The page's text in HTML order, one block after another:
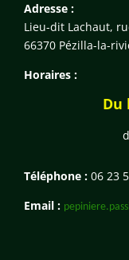
Adresse :
Lieu-dit Lachaut,
66370 Pézilla-la-
Horaires :
Du
Téléphone : 06 23
Email :